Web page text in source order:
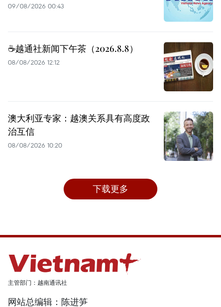
09/08/2026 00:43
☕️越通社新闻下午茶（2026.8.8）
08/08/2026 12:12
澳大利亚专家：越澳关系具有高度政
治互信
08/08/2026 10:20
下载更多
主管部门：越南通讯社
网站总编辑：陈进笋